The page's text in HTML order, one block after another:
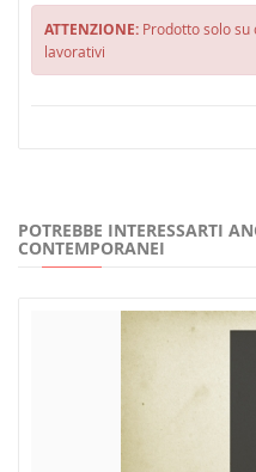
ATTENZIONE: Prodotto solo su
lavorativi
POTREBBE INTERESSARTI
CONTEMPORANEI